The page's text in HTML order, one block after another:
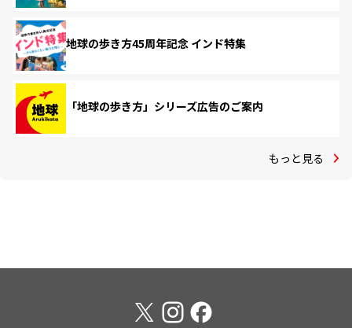
地球の歩き方45周年記念 インド特集
「地球の歩き方」シリーズ広告のご案内
もっと見る